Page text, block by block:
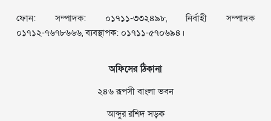
ফোন: সম্পাদক: ০১৭১১-৩৩২৪৯৮, নির্বাহী সম্পাদক
০১৭১২-৭৬৭৮৬৬৬, ব্যবস্থাপক: ০১৭১১-৫৭০৬৯৪।
অফিসের ঠিকানা
২৪৬ রূপসী বাংলা ভবন
আব্দুর রশিদ সড়ক